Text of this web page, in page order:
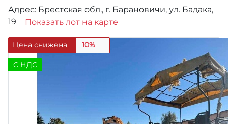
Адрес: Брестская обл., г. Барановичи, ул. Бадака,
19
Показать лот на карте
Цена снижена 10%
C НДС